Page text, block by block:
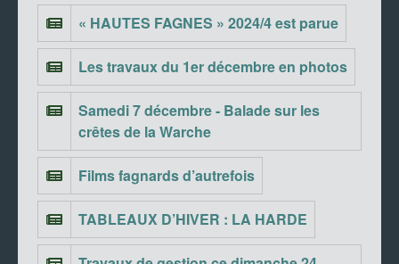
« HAUTES FAGNES » 2024/4 est parue
Les travaux du 1er décembre en photos
Samedi 7 décembre - Balade sur les
crêtes de la Warche
Films fagnards d’autrefois
TABLEAUX D’HIVER : LA HARDE